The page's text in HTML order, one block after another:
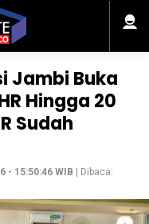
Jambi Buka
Hingga 20
Sudah
- 15:50:46 WIB | Dibaca: